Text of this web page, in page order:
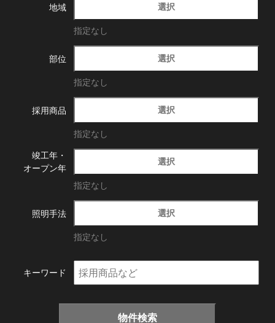
地域 選択
指定なし
部位 選択
指定なし
採用商品 選択
指定なし
竣工年・
オープン年
選択
指定なし
照明手法 選択
指定なし
キーワード
物件検索